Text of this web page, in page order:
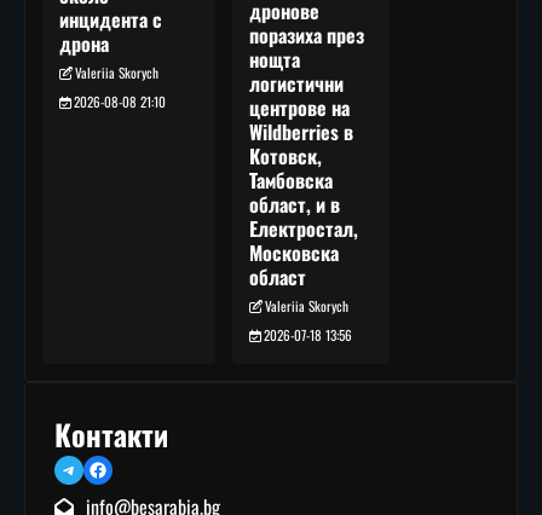
инцидента с
дрона
Valeriia Skorych
2026-08-08 21:10
дронове
поразиха през
нощта
логистични
центрове на
Wildberries в
Котовск,
Тамбовска
област, и в
Електростал,
Московска
област
Valeriia Skorych
2026-07-18 13:56
Контакти
TelegramFacebook
info@besarabia.bg